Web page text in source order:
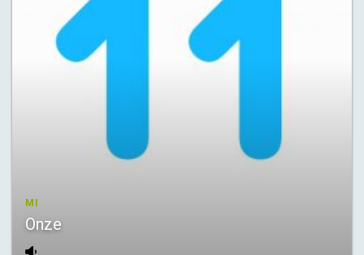
MI
Onze